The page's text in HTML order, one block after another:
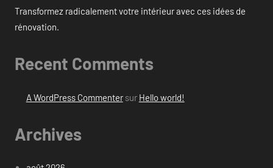
Transformez radicalement votre intérieur avec ces idées de
rénovation.
Recent Comments
A WordPress Commentersur Hello world!
Archives